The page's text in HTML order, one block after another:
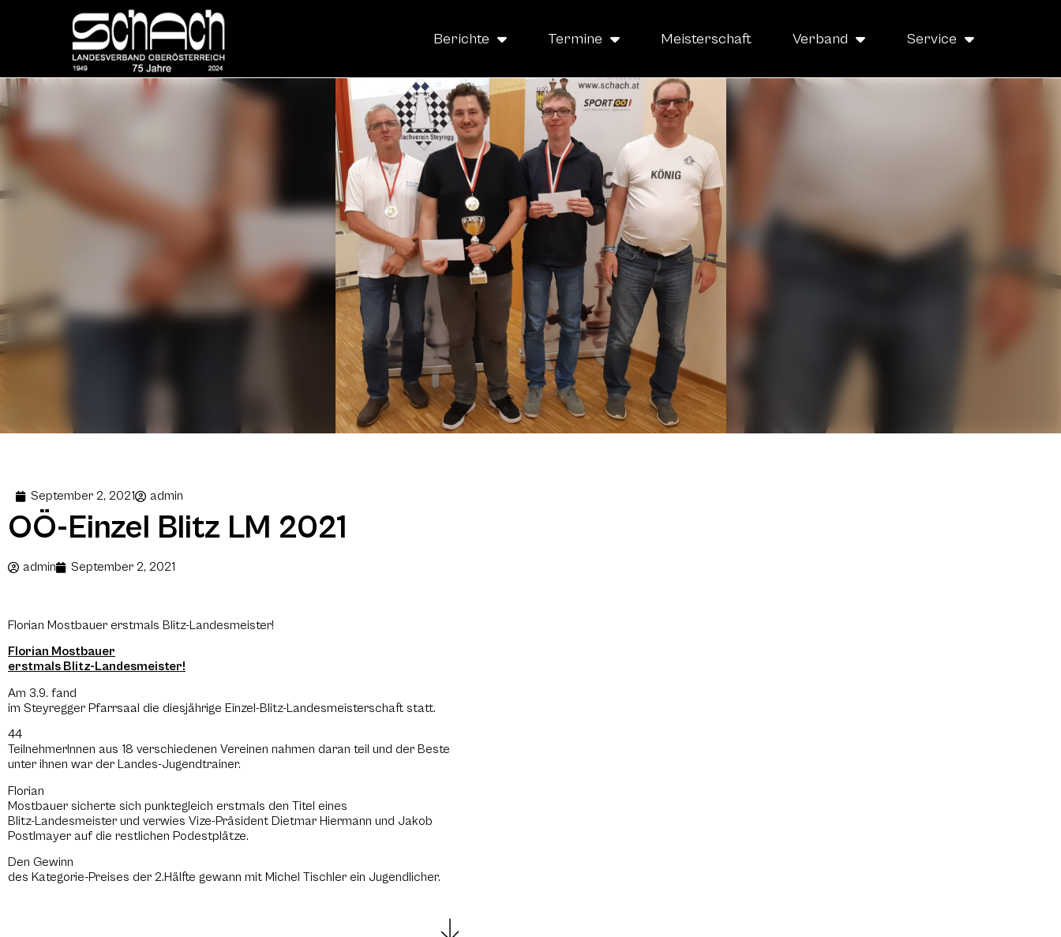
Berichte Termine Meisterschaft Verband Service
September 2, 2021 admin
OÖ-Einzel Blitz LM 2021
admin September 2, 2021
Florian Mostbauer erstmals Blitz-Landesmeister!
Florian Mostbauer
erstmals Blitz-Landesmeister!
Am 3.9. fand
im Steyregger Pfarrsaal die diesjährige Einzel-Blitz-Landesmeisterschaft statt.
44
TeilnehmerInnen aus 18 verschiedenen Vereinen nahmen daran teil und der Beste
unter ihnen war der Landes-Jugendtrainer.
Florian
Mostbauer sicherte sich punktegleich erstmals den Titel eines
Blitz-Landesmeister und verwies Vize-Präsident Dietmar Hiermann und Jakob
Postlmayer auf die restlichen Podestplätze.
Den Gewinn
des Kategorie-Preises der 2.Hälfte gewann mit Michel Tischler ein Jugendlicher.